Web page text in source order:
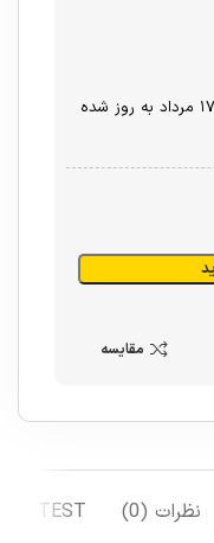
قیمت محصولات سایت امروز ،شنبه ۱۷ مرداد به روز شده
مقایسه
نظرات (0) TEST